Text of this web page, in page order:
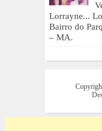
Lorrayne...
Bairro do
– MA.